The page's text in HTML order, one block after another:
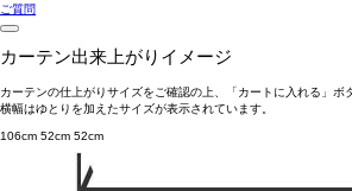
ご質問
カーテン出来上がりイメージ
カーテンの仕上がりサイズをご確認の上、「カートに入れる」ボ
横幅はゆとりを加えたサイズが表示されています。
106cm 52cm 52cm